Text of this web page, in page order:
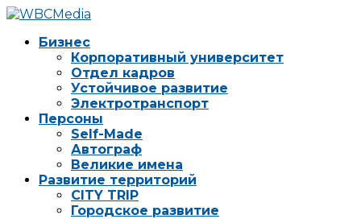
Бизнес
Корпоративный университет
Отдел кадров
Устойчивое развитие
Электротранспорт
Персоны
Self-Made
Автограф
Великие имена
Развитие территорий
CITY TRIP
Городское развитие